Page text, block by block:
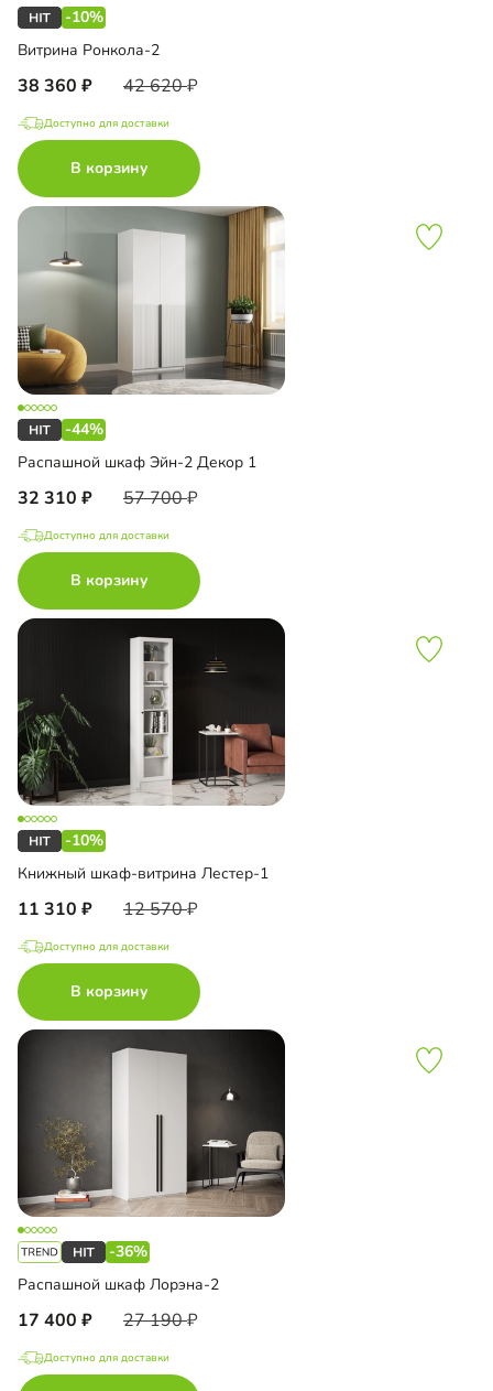
-10%
Витрина Ронкола-2
38 360 42 620
Доступно для доставки
В корзину
-44%
Распашной шкаф Эйн-2 Декор 1
32 310 57 700
Доступно для доставки
В корзину
-10%
Книжный шкаф-витрина Лестер-1
11 310 12 570
Доступно для доставки
В корзину
-36%
Распашной шкаф Лорэна-2
17 400 27 190
Доступно для доставки